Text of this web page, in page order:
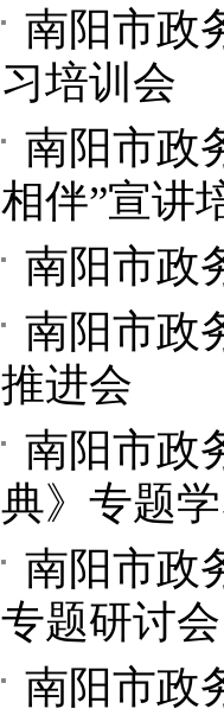
南阳市政
习培训会
南阳市政
相伴”宣讲
南阳市政
南阳市政
推进会
南阳市政
典》专题
南阳市政
专题研讨会
南阳市政